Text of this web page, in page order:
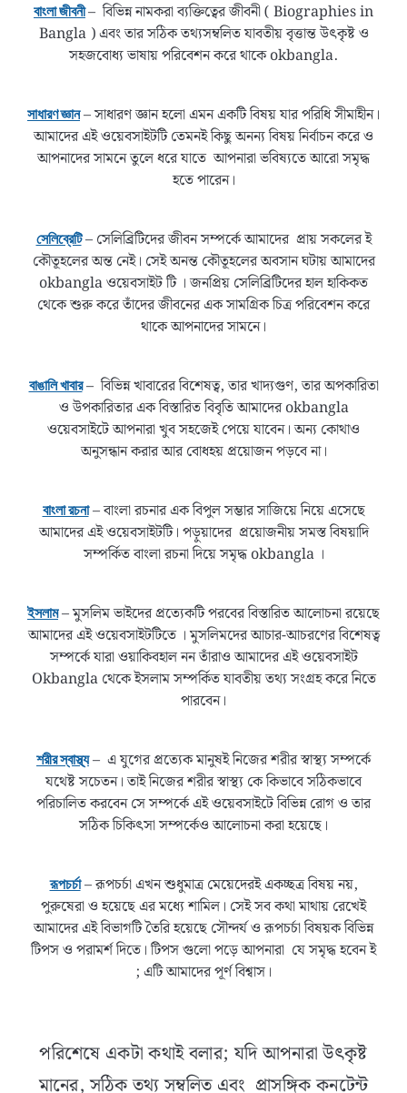
বাংলা জীবনী– বিভিন্ন নামকরা ব্যক্তিত্বের জীবনী ( Biographies in
Bangla ) এবং তার সঠিক তথ্যসম্বলিত যাবতীয় বৃত্তান্ত উৎকৃষ্ট ও
সহজবোধ্য ভাষায় পরিবেশন করে থাকে okbangla.
সাধারণ জ্ঞান– সাধারণ জ্ঞান হলো এমন একটি বিষয় যার পরিধি সীমাহীন।
আমাদের এই ওয়েবসাইটটি তেমনই কিছু অনন্য বিষয় নির্বাচন করে ও
আপনাদের সামনে তুলে ধরে যাতে আপনারা ভবিষ্যতে আরো সমৃদ্ধ
হতে পারেন।
সেলিব্রেটি– সেলিব্রিটিদের জীবন সম্পর্কে আমাদের প্রায় সকলের ই
কৌতূহলের অন্ত নেই। সেই অনন্ত কৌতূহলের অবসান ঘটায় আমাদের
okbangla ওয়েবসাইট টি । জনপ্রিয় সেলিব্রিটিদের হাল হাকিকত
থেকে শুরু করে তাঁদের জীবনের এক সামগ্রিক চিত্র পরিবেশন করে
থাকে আপনাদের সামনে।
বাঙালি খাবার– বিভিন্ন খাবারের বিশেষত্ব, তার খাদ্যগুণ, তার অপকারিতা
ও উপকারিতার এক বিস্তারিত বিবৃতি আমাদের okbangla
ওয়েবসাইটে আপনারা খুব সহজেই পেয়ে যাবেন। অন্য কোথাও
অনুসন্ধান করার আর বোধহয় প্রয়োজন পড়বে না।
বাংলা রচনা– বাংলা রচনার এক বিপুল সম্ভার সাজিয়ে নিয়ে এসেছে
আমাদের এই ওয়েবসাইটটি। পড়ুয়াদের প্রয়োজনীয় সমস্ত বিষয়াদি
সম্পর্কিত বাংলা রচনা দিয়ে সমৃদ্ধ okbangla ।
ইসলাম– মুসলিম ভাইদের প্রত্যেকটি পরবের বিস্তারিত আলোচনা রয়েছে
আমাদের এই ওয়েবসাইটটিতে । মুসলিমদের আচার-আচরণের বিশেষত্ব
সম্পর্কে যারা ওয়াকিবহাল নন তাঁরাও আমাদের এই ওয়েবসাইট
Okbangla থেকে ইসলাম সম্পর্কিত যাবতীয় তথ্য সংগ্রহ করে নিতে
পারবেন।
শরীর স্বাস্থ্য– এ যুগের প্রত্যেক মানুষই নিজের শরীর স্বাস্থ্য সম্পর্কে
যথেষ্ট সচেতন। তাই নিজের শরীর স্বাস্থ্য কে কিভাবে সঠিকভাবে
পরিচালিত করবেন সে সম্পর্কে এই ওয়েবসাইটে বিভিন্ন রোগ ও তার
সঠিক চিকিৎসা সম্পর্কেও আলোচনা করা হয়েছে।
রূপচর্চা– রূপচর্চা এখন শুধুমাত্র মেয়েদেরই একচ্ছত্র বিষয় নয়,
পুরুষেরা ও হয়েছে এর মধ্যে শামিল। সেই সব কথা মাথায় রেখেই
আমাদের এই বিভাগটি তৈরি হয়েছে সৌন্দর্য ও রূপচর্চা বিষয়ক বিভিন্ন
টিপস ও পরামর্শ দিতে। টিপস গুলো পড়ে আপনারা যে সমৃদ্ধ হবেন ই
; এটি আমাদের পূর্ণ বিশ্বাস।
পরিশেষে একটা কথাই বলার; যদি আপনারা উৎকৃষ্ট
মানের, সঠিক তথ্য সম্বলিত এবং প্রাসঙ্গিক কনটেন্ট